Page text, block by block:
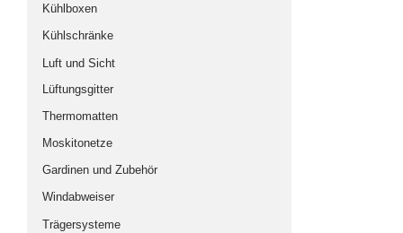
Kühlboxen
Kühlschränke
Luft und Sicht
Lüftungsgitter
Thermomatten
Moskitonetze
Gardinen und Zubehör
Windabweiser
Trägersysteme